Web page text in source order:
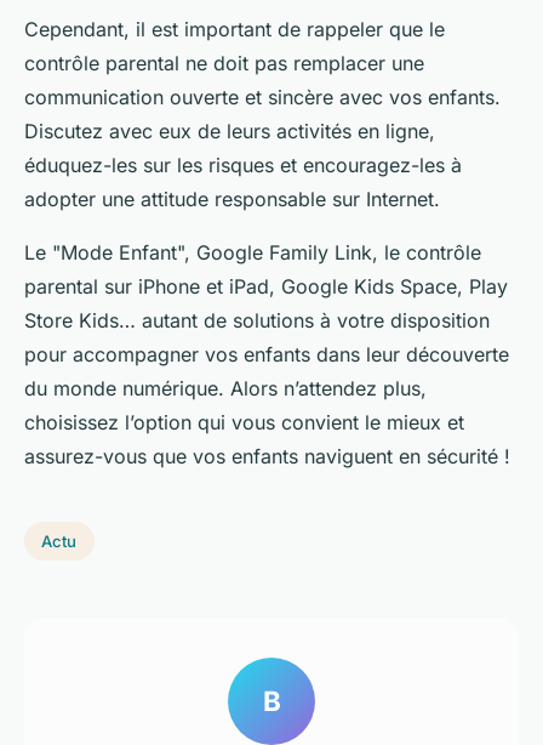
Cependant, il est important de rappeler que le
contrôle parental ne doit pas remplacer une
communication ouverte et sincère avec vos enfants.
Discutez avec eux de leurs activités en ligne,
éduquez-les sur les risques et encouragez-les à
adopter une attitude responsable sur Internet.
Le "Mode Enfant", Google Family Link, le contrôle
parental sur iPhone et iPad, Google Kids Space, Play
Store Kids… autant de solutions à votre disposition
pour accompagner vos enfants dans leur découverte
du monde numérique. Alors n’attendez plus,
choisissez l’option qui vous convient le mieux et
assurez-vous que vos enfants naviguent en sécurité !
Actu
B